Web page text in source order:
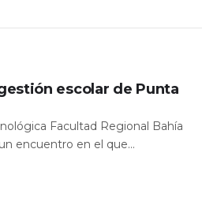
escolar de Punta
Facultad Regional Bahía
encuentro en el que...